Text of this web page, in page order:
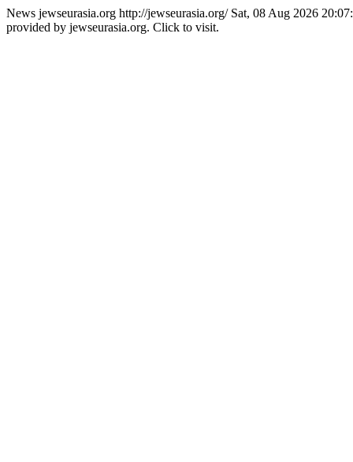
News jewseurasia.org http://jewseurasia.org/ Sat, 08 Aug 2026
provided by jewseurasia.org. Click to visit.